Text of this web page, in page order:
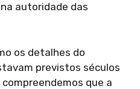
autoridade das
os detalhes do
previstos séculos
que a